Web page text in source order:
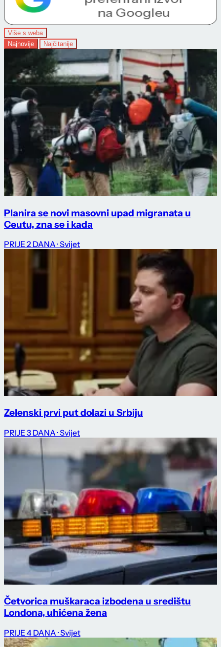
Više s weba
Najnovije
Najčitanije
Planira se novi masovni upad migranata u
Ceutu, zna se i kada
PRIJE 2 DANA · Svijet
Zelenski prvi put dolazi u Srbiju
PRIJE 3 DANA · Svijet
Četvorica muškaraca izbodena u središtu
Londona, uhićena žena
PRIJE 4 DANA · Svijet